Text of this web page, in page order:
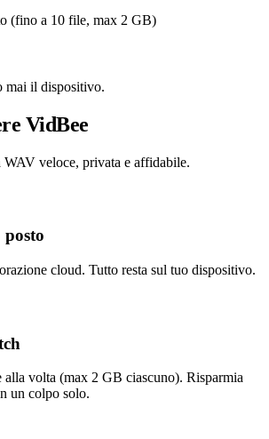
(fino a 10 file, max 2 GB)
mai il dispositivo.
VidBee
veloce, privata e affidabile.
cloud. Tutto resta sul tuo dispositivo.
volta (max 2 GB ciascuno). Risparmia
un colpo solo.